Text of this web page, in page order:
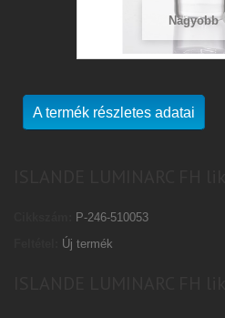
Nagyobb
A termék részletes adatai
P-246-510053
Új termék